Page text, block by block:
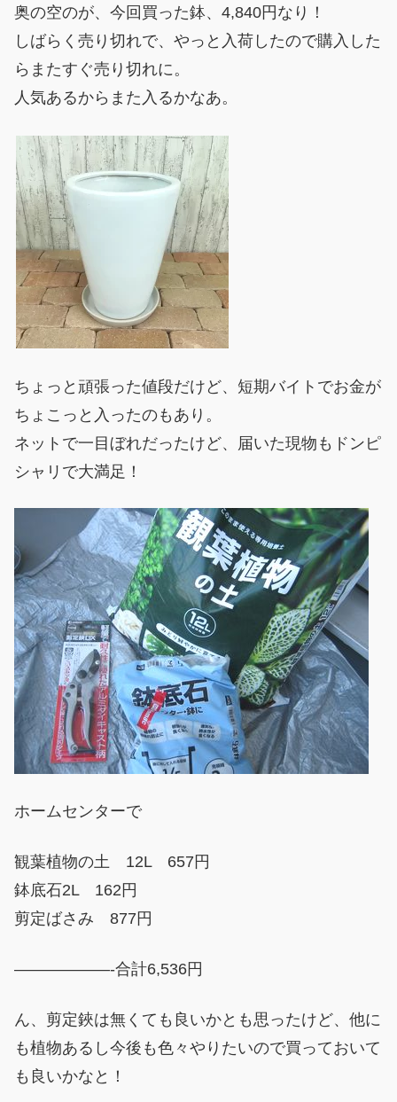
奥の空のが、今回買った鉢、4,840円なり！
しばらく売り切れで、やっと入荷したので購入した
らまたすぐ売り切れに。
人気あるからまた入るかなあ。
ちょっと頑張った値段だけど、短期バイトでお金が
ちょこっと入ったのもあり。
ネットで一目ぼれだったけど、届いた現物もドンピ
シャリで大満足！
ホームセンターで
観葉植物の土 12L 657円
鉢底石2L 162円
剪定ばさみ 877円
——————-合計6,536円
ん、剪定鋏は無くても良いかとも思ったけど、他に
も植物あるし今後も色々やりたいので買っておいて
も良いかなと！